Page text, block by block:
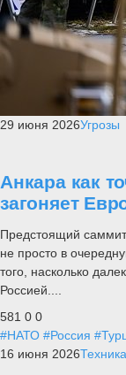
29 июня 2026Угрозы
Анкара как
загоняет
Предстоящий
не просто в
того, насколько
Россией....
581 0 0
#НАТО #Россия
16 июня 2026Техника